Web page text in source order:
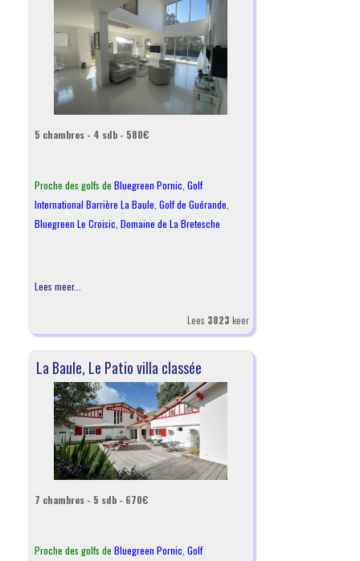
5 chambres - 4 sdb - 580€
Proche des golfs de Bluegreen Pornic Golf
International Barrière La Baule Golf de Guérande
Bluegreen Le Croisic Domaine de La Bretesche
Lees meer...
Lees 3823 keer
La Baule, Le Patio villa classée
7 chambres - 5 sdb - 670€
Proche des golfs de Bluegreen Pornic Golf